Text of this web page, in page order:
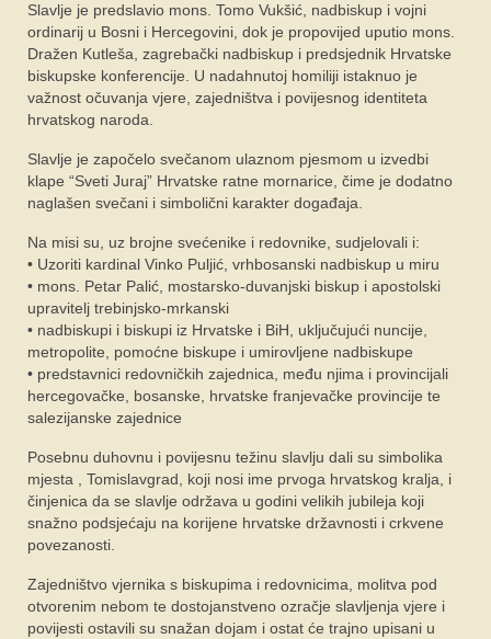
Slavlje je predslavio mons. Tomo Vukšić, nadbiskup i vojni
ordinarij u Bosni i Hercegovini, dok je propovijed uputio mons.
Dražen Kutleša, zagrebački nadbiskup i predsjednik Hrvatske
biskupske konferencije. U nadahnutoj homiliji istaknuo je
važnost očuvanja vjere, zajedništva i povijesnog identiteta
hrvatskog naroda.
Slavlje je započelo svečanom ulaznom pjesmom u izvedbi
klape “Sveti Juraj” Hrvatske ratne mornarice, čime je dodatno
naglašen svečani i simbolični karakter događaja.
Na misi su, uz brojne svećenike i redovnike, sudjelovali i:
• Uzoriti kardinal Vinko Puljić, vrhbosanski nadbiskup u miru
• mons. Petar Palić, mostarsko-duvanjski biskup i apostolski
upravitelj trebinjsko-mrkanski
• nadbiskupi i biskupi iz Hrvatske i BiH, uključujući nuncije,
metropolite, pomoćne biskupe i umirovljene nadbiskupe
• predstavnici redovničkih zajednica, među njima i provincijali
hercegovačke, bosanske, hrvatske franjevačke provincije te
salezijanske zajednice
Posebnu duhovnu i povijesnu težinu slavlju dali su simbolika
mjesta , Tomislavgrad, koji nosi ime prvoga hrvatskog kralja, i
činjenica da se slavlje održava u godini velikih jubileja koji
snažno podsjećaju na korijene hrvatske državnosti i crkvene
povezanosti.
Zajedništvo vjernika s biskupima i redovnicima, molitva pod
otvorenim nebom te dostojanstveno ozračje slavljenja vjere i
povijesti ostavili su snažan dojam i ostat će trajno upisani u